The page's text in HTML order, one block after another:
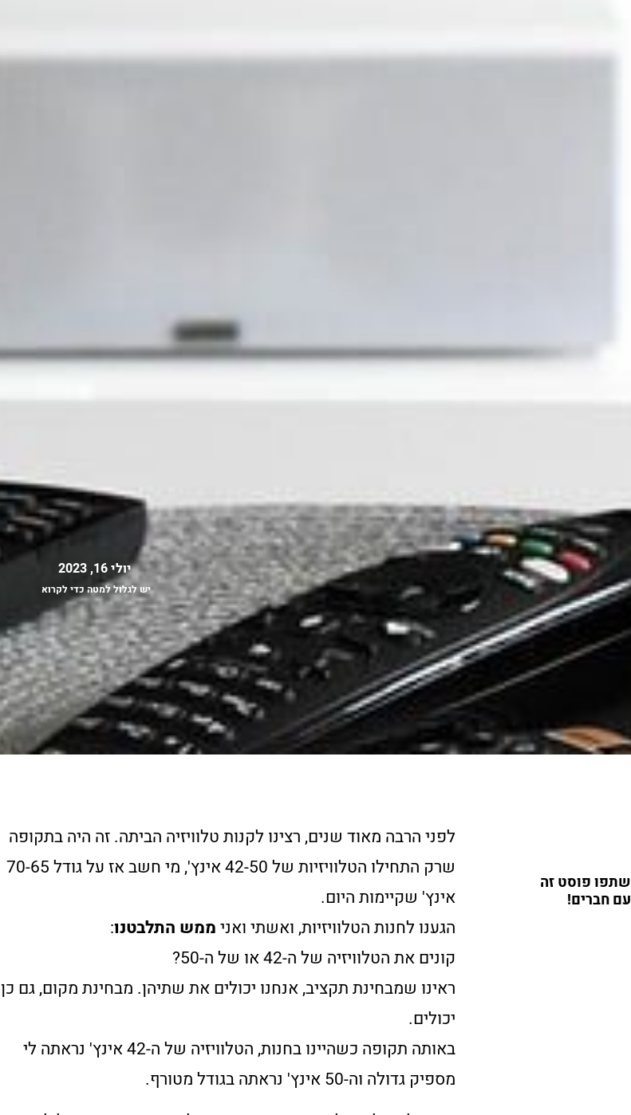
יולי 16, 2023
יש לגלול למטה כדי לקרוא
שתפו פוסט זה
עם חברים!
לפני הרבה מאוד שנים, רצינו לקנות טלוויזיה הביתה. זה היה בתקופה
שרק התחילו הטלוויזיות של 42-50 אינץ', מי חשב אז על גודל 70-65
אינץ' שקיימות היום.
הגענו לחנות הטלוויזיות, ואשתי ואניממש התלבטנו:
קונים את הטלוויזיה של ה-42 או של ה-50?
ראינו שמבחינת תקציב, אנחנו יכולים את שתיהן. מבחינת מקום, גם כן
יכולים.
באותה תקופה כשהיינו בחנות, הטלוויזיה של ה-42 אינץ' נראתה לי
מספיק גדולה וה-50 אינץ' נראתה בגודל מטורף.